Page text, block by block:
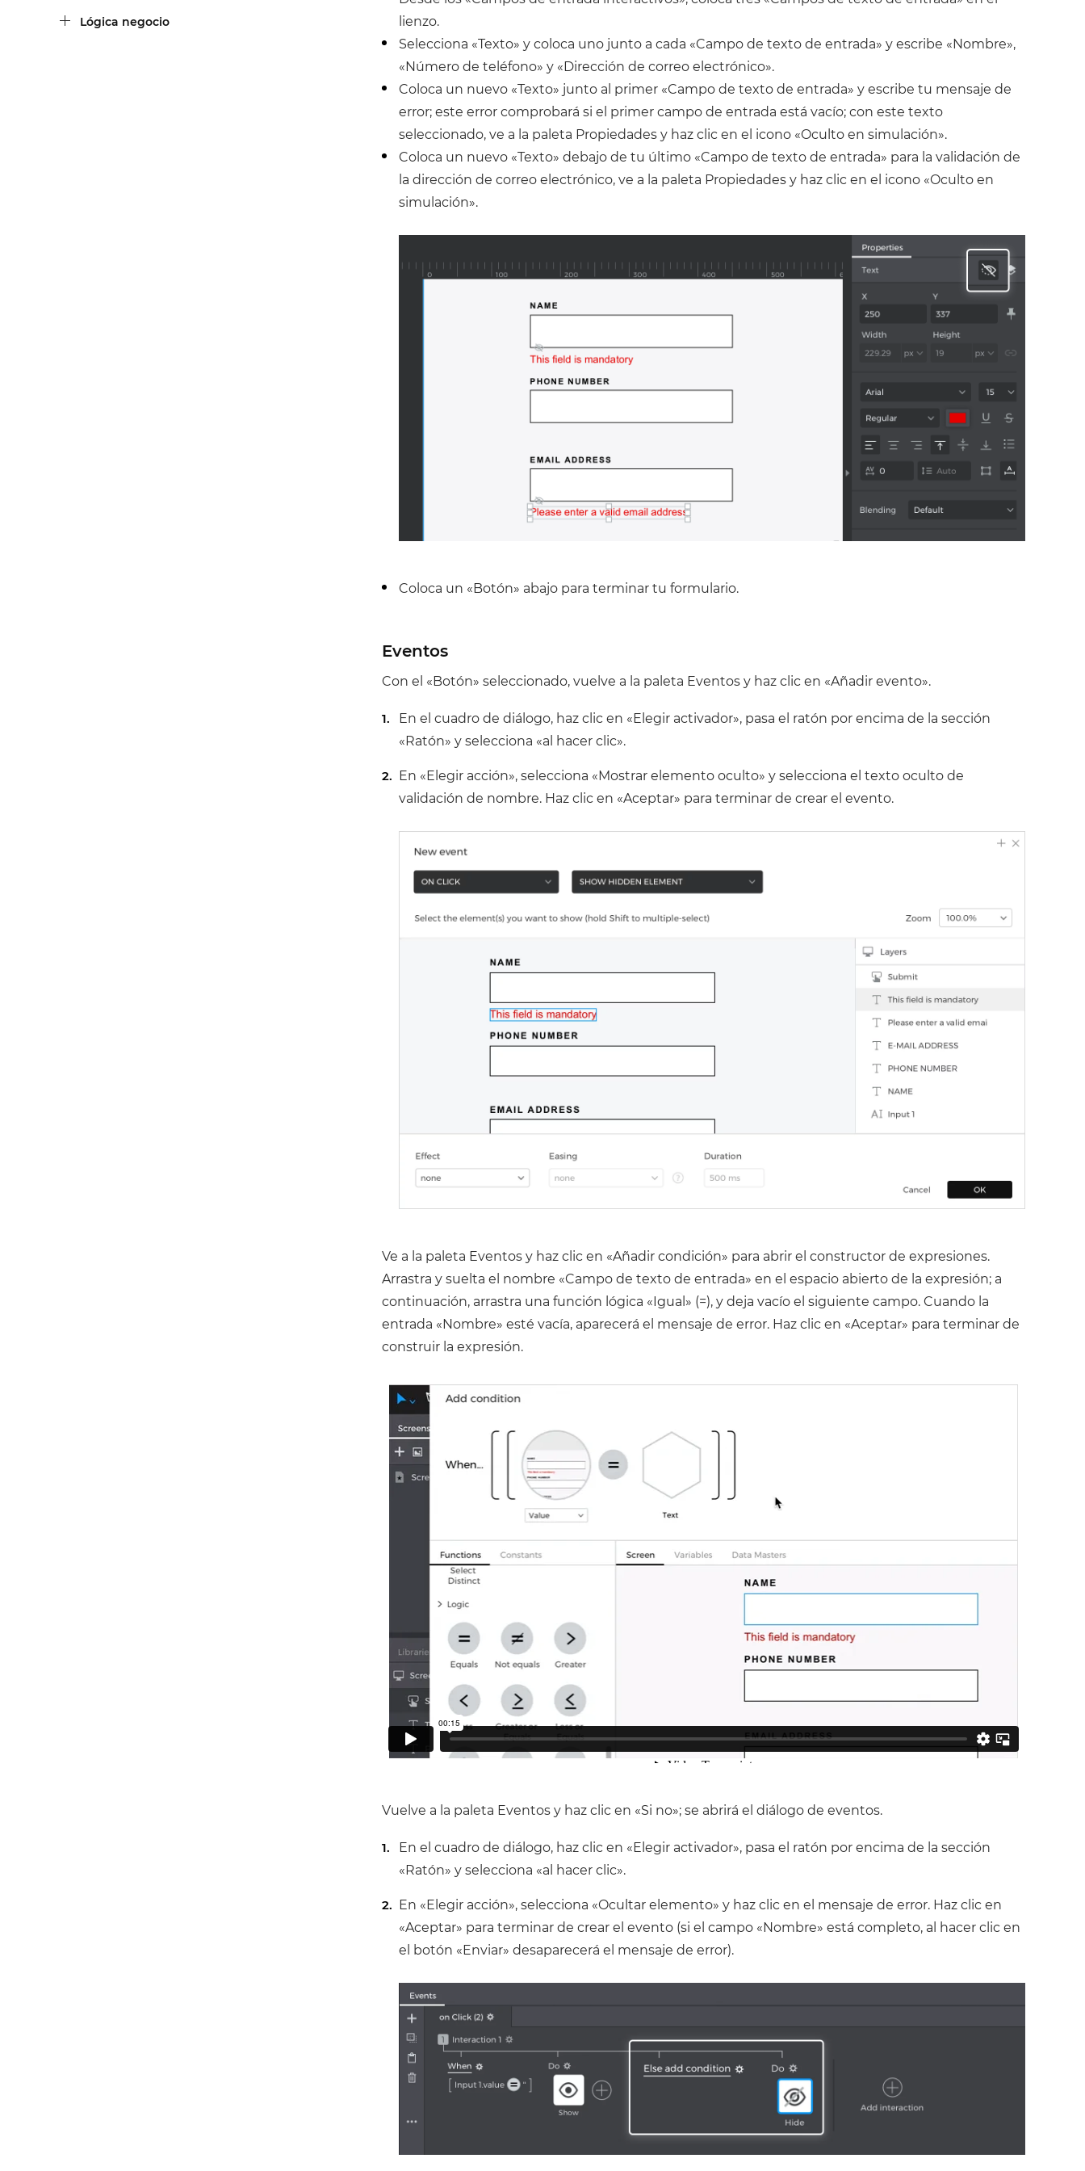
Lógica negocio
lienzo.
Selecciona «Texto» y coloca uno junto a cada «Campo de texto de entrada» y escribe «Nombre»,
«Número de teléfono» y «Dirección de correo electrónico».
Coloca un nuevo «Texto» junto al primer «Campo de texto de entrada» y escribe tu mensaje de
error; este error comprobará si el primer campo de entrada está vacío; con este texto
seleccionado, ve a la paleta Propiedades y haz clic en el icono «Oculto en simulación».
Coloca un nuevo «Texto» debajo de tu último «Campo de texto de entrada» para la validación de
la dirección de correo electrónico, ve a la paleta Propiedades y haz clic en el icono «Oculto en
simulación».
Coloca un «Botón» abajo para terminar tu formulario.
Eventos
Con el «Botón» seleccionado, vuelve a la paleta Eventos y haz clic en «Añadir evento».
En el cuadro de diálogo, haz clic en «Elegir activador», pasa el ratón por encima de la sección
«Ratón» y selecciona «al hacer clic».
En «Elegir acción», selecciona «Mostrar elemento oculto» y selecciona el texto oculto de
validación de nombre. Haz clic en «Aceptar» para terminar de crear el evento.
Ve a la paleta Eventos y haz clic en «Añadir condición» para abrir el constructor de expresiones.
Arrastra y suelta el nombre «Campo de texto de entrada» en el espacio abierto de la expresión; a
continuación, arrastra una función lógica «Igual» (=), y deja vacío el siguiente campo. Cuando la
entrada «Nombre» esté vacía, aparecerá el mensaje de error. Haz clic en «Aceptar» para terminar de
construir la expresión.
Vuelve a la paleta Eventos y haz clic en «Si no»; se abrirá el diálogo de eventos.
En el cuadro de diálogo, haz clic en «Elegir activador», pasa el ratón por encima de la sección
«Ratón» y selecciona «al hacer clic».
En «Elegir acción», selecciona «Ocultar elemento» y haz clic en el mensaje de error. Haz clic en
«Aceptar» para terminar de crear el evento (si el campo «Nombre» está completo, al hacer clic en
el botón «Enviar» desaparecerá el mensaje de error).